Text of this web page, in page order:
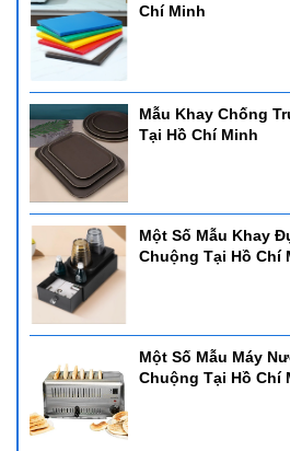
Chí Minh
Mẫu Khay Chống
Tại Hồ Chí Minh
Một Số Mẫu Khay
Chuộng Tại Hồ Chí
Một Số Mẫu Máy
Chuộng Tại Hồ Chí